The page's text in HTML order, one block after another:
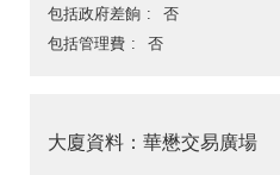
包括政府差餉
否
包括管理費
否
大廈資料：華懋交易廣場